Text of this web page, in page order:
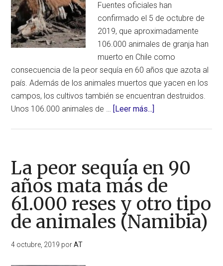
Fuentes oficiales han
confirmado el 5 de octubre de
2019, que aproximadamente
106.000 animales de granja han
muerto en Chile como
consecuencia de la peor sequía en 60 años que azota al
país. Además de los animales muertos que yacen en los
campos, los cultivos también se encuentran destruidos.
Unos 106.000 animales de … [Leer más...]
animales
de
granja
han
muerto
como
La peor sequía en 90
años mata más de
61.000 reses y otro tipo
de animales (Namibia)
4 octubre, 2019 porAT